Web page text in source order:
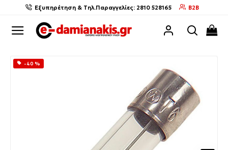
Εξυπηρέτηση & Τηλ.Παραγγελίες: 2810 528165 B2B
-40 %